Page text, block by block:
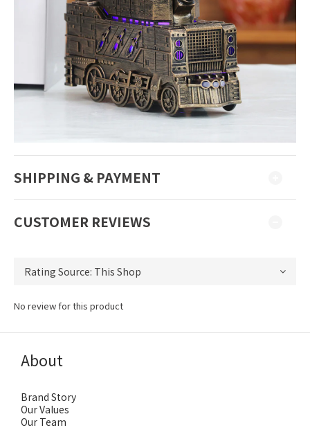
SHIPPING & PAYMENT
CUSTOMER REVIEWS
No review for this product
About
Brand Story
Our Values
Our Team